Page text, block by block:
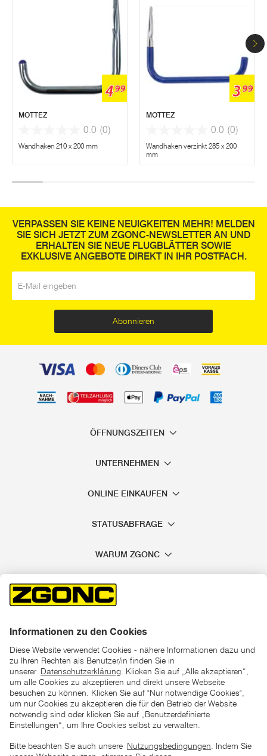
499
MOTTEZ
0.0 (0)
Wandhaken 210 x 200 mm
399
MOTTEZ
0.0 (0)
Wandhaken verzinkt 285 x 200
mm
VERPASSEN SIE KEINE NEUIGKEITEN MEHR! MELDEN
SIE SICH JETZT ZUM ZGONC-NEWSLETTER AN UND
ERHALTEN SIE NEUE FLUGBLÄTTER SOWIE
EXKLUSIVE ANGEBOTE DIREKT IN IHR POSTFACH.
Abonnieren
ÖFFNUNGSZEITEN
UNTERNEHMEN
ONLINE EINKAUFEN
STATUSABFRAGE
WARUM ZGONC
*der "statt"-Preis ist der niedrigste von uns in den letzten 30
Tagen vor Beginn dieser Aktion verlangte Preis
unter den UVP Preisen auf dieser Website sind die
zu verstehen